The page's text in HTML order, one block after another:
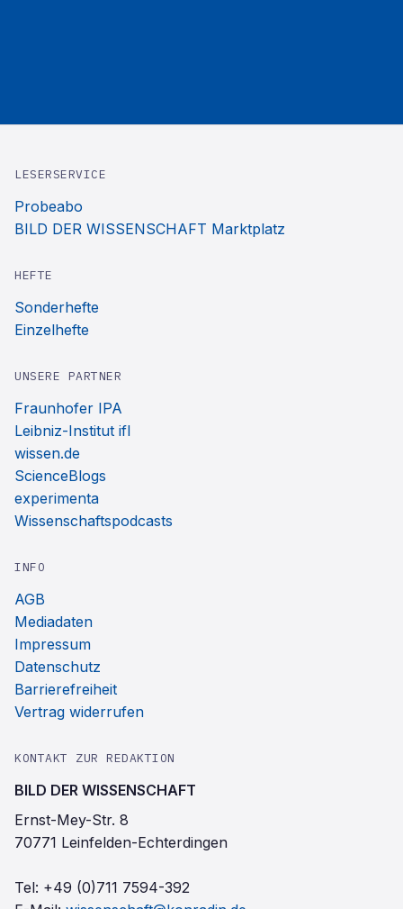
LESERSERVICE
Probeabo
BILD DER WISSENSCHAFT Marktplatz
HEFTE
Sonderhefte
Einzelhefte
UNSERE PARTNER
Fraunhofer IPA
Leibniz-Institut ifl
wissen.de
ScienceBlogs
experimenta
Wissenschaftspodcasts
INFO
AGB
Mediadaten
Impressum
Datenschutz
Barrierefreiheit
Vertrag widerrufen
KONTAKT ZUR REDAKTION
BILD DER WISSENSCHAFT
Ernst-Mey-Str. 8
70771 Leinfelden-Echterdingen
Tel: +49 (0)711 7594-392